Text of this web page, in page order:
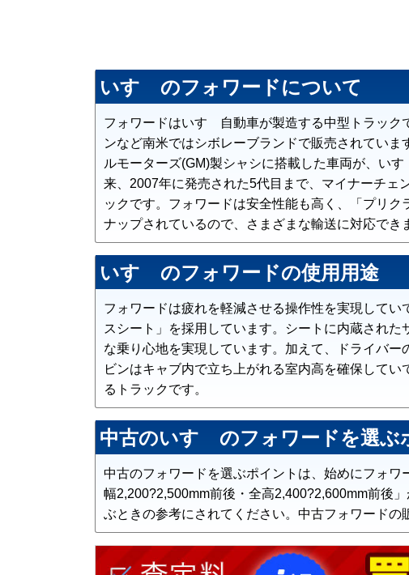
いすゞのフォワードについて
フォワードはいすゞ自動車が製造する中型トラッ
ンなど南米ではシボレーブランドで販売されてい
ルモーターズ(GM)製シャシに搭載した車両が、い
来、2007年に発売された5代目まで、マイナーチェ
ックです。フォワードは安全性能も高く、「プリ
ナップされているので、さまざまな輸送に対応でき
いすゞのフォワードの使用用途
フォワードは疲れを軽減させる操作性を実現して
スシート」を採用しています。シートに内蔵され
な乗り心地を実現しています。加えて、ドライバ
ビンはキャブ内で立ち上がれる室内高を確保して
るトラックです。
中古のいすゞのフォワードを選ぶ
中古のフォワードを選ぶポイントは、始めにフォ
幅2,200?2,500mm前後・全高2,400?2,600mm前後
ぶときの参考にされてください。中古フォワードの